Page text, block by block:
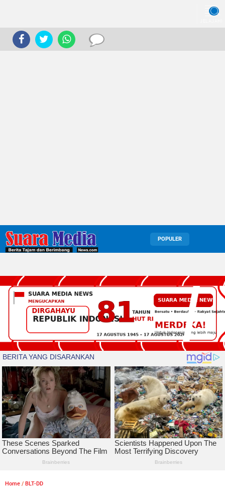
POPULER
Home / BLT-DD